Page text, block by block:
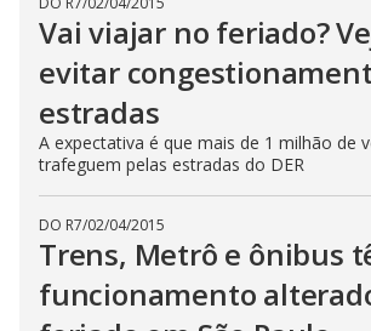
Vai viajar no feriado?
evitar
estradas
A expectativa é que mais de 1 milhão de
trafeguem pelas estradas do DER
DO R7/02/04/2015
Trens, Metrô e ônibus
funcionamento